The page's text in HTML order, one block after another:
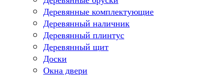
Деревянные комплектующие
Деревянный наличник
Деревянный плинтус
Деревянный щит
Доски
Окна двери